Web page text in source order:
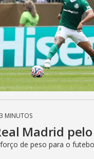
MINUTOS
Madrid
de peso para o